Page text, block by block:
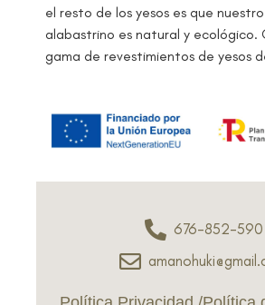
el resto de los yesos es que
alabastrino es natural y ecológico.
gama de revestimientos de yesos
676-852-590